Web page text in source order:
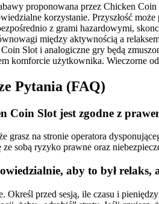
proponowana przez Chicken
korzystanie. Przyszłość
z grami hazardowymi,
między aktywnością a
Slot i analogiczne gry będą
komforcie użytkownika. Wieczorne
Pytania (FAQ)
Coin Slot jest zgodne z
grasz na stronie operatora
ze sobą ryzyko prawne oraz
aby to był relaks,
Określ przed sesją, ile czasu i